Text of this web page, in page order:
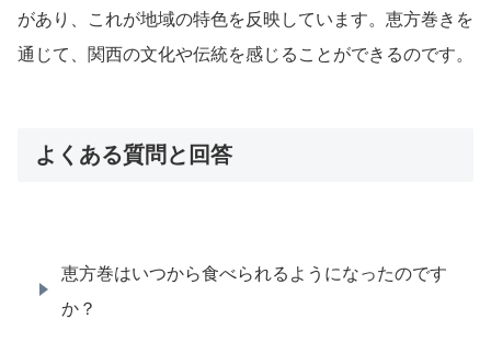
があり、これが地域の特色を反映しています。恵方巻きを
通じて、関西の文化や伝統を感じることができるのです。
よくある質問と回答
恵方巻はいつから食べられるようになったのです
か？